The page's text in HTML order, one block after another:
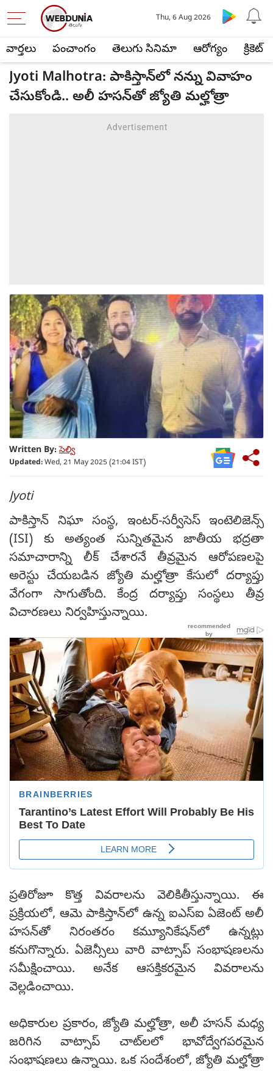
వార్తలు పంచాంగం తెలుగు సినిమా ఆరోగ్యం క్రికెట్
Thu, 6 Aug 2026
Jyoti Malhotra: పాకిస్తాన్‌లో నన్ను వివాహం
చేసుకోండి.. అలీ హసన్‌తో జ్యోతి మల్హోత్రా
Written By: సెల్వి
Updated:Wed, 21 May 2025 (21:04 IST)
Jyoti
పాకిస్తాన్ నిఘా సంస్థ, ఇంటర్-సర్వీసెస్ ఇంటెలిజెన్స్
(ISI) కు అత్యంత సున్నితమైన జాతీయ భద్రతా
సమాచారాన్ని లీక్ చేశారనే తీవ్రమైన ఆరోపణలపై
అరెస్టు చేయబడిన జ్యోతి మల్హోత్రా కేసులో దర్యాప్తు
వేగంగా సాగుతోంది. కేంద్ర దర్యాప్తు సంస్థలు తీవ్ర
విచారణలు నిర్వహిస్తున్నాయి.
ప్రతిరోజూ కొత్త వివరాలను వెలికితీస్తున్నాయి. ఈ
ప్రక్రియలో, ఆమె పాకిస్తాన్‌లో ఉన్న ఐఎస్ఐ ఏజెంట్ అలీ
హసన్‌తో నిరంతరం కమ్యూనికేషన్‌లో ఉన్నట్లు
కనుగొన్నారు. ఏజెన్సీలు వారి వాట్సాప్ సంభాషణలను
సమీక్షించాయి. అనేక ఆసక్తికరమైన వివరాలను
వెల్లడించాయి.
అధికారుల ప్రకారం, జ్యోతి మల్హోత్రా, అలీ హసన్ మధ్య
జరిగిన వాట్సాప్ చాట్‌లలో భావోద్వేగపరమైన
సంభాషణలు ఉన్నాయి. ఒక సందేశంలో, జ్యోతి మల్హోత్రా